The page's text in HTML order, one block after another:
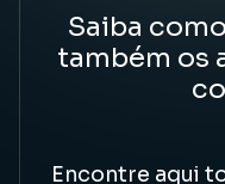
Saiba
também os
Encontre aqui